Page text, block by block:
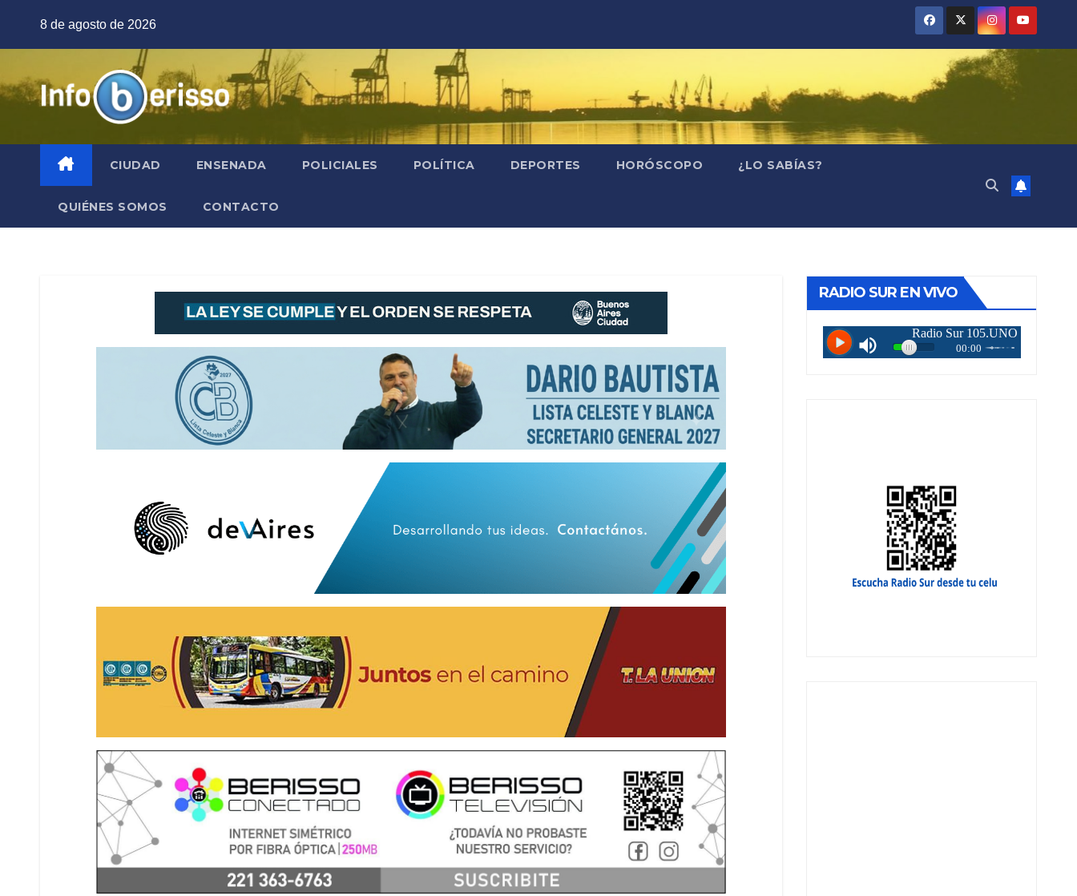
8 de agosto de 2026
CIUDAD ENSENADA POLICIALES POLÍTICA DEPORTES HORÓSCOPO ¿LO SABÍAS?
QUIÉNES SOMOS CONTACTO
RADIO SUR EN VIVO